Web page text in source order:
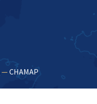
—CHAMAP